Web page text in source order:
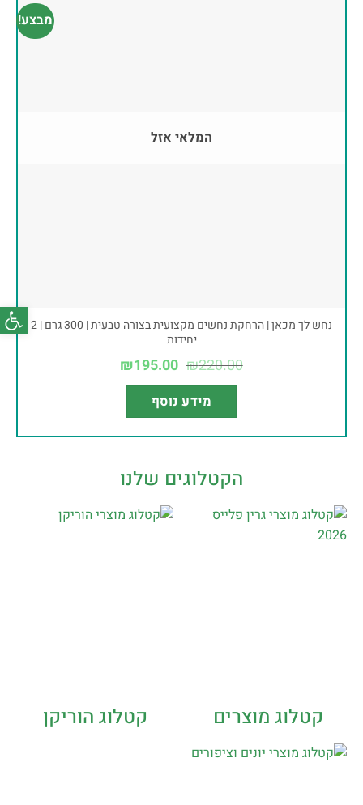
מבצע!
המלאי אזל
נחש לך מכאן | הרחקת נחשים מקצועית בצורה טבעית | 300 גרם | 2
יחידות
₪220.00
₪195.00
מידע נוסף
הקטלוגים שלנו
קטלוג מוצרים קטלוג הוריקן
פתח